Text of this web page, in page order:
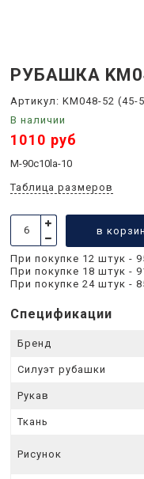
РУБАШКА
Артикул: KM048-52 (45-
В наличии
1010 руб
M-90c10la-10
Таблица размеров
в
При покупке 12 штук -
При покупке 18 штук -
При покупке 24 штук -
Спецификации
Бренд
Силуэт рубашки
Рукав
Ткань
Рисунок